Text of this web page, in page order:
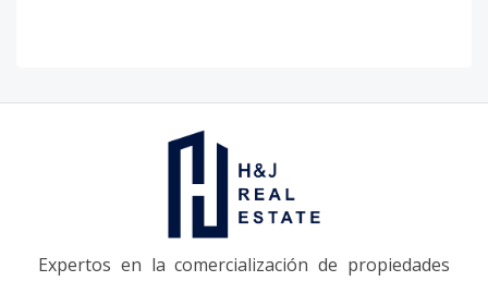
Expertos en la comercialización de propiedades